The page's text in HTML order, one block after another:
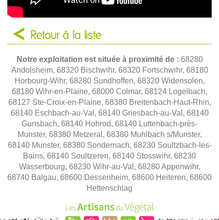
Retour à la liste
Notre exploitation est située à proximité de : 68280
Andolsheim, 68320 Bischwihr, 68320 Fortschwihr, 68180
Horbourg-Wihr, 68280 Sundhoffen, 68320 Widensolen,
68180 Wihr-en-Plaine, 68000 Colmar, 68124 Logelbach,
68127 Ste-Croix-en-Plaine, 68380 Breitenbach-Haut-Rhin,
68140 Eschbach-au-Val, 68140 Griesbach-au-Val, 68140
Gunsbach, 68140 Hohrod, 68140 Luttenbach-près-
Munster, 68380 Metzeral, 68380 Muhlbach s/Munster,
68140 Munster, 68380 Sondernach, 68230 Soultzbach-les-
Bains, 68140 Soultzeren, 68140 Stosswihr, 68230
Wasserbourg, 68230 Wihr-au-Val, 68280 Appenwihr,
68740 Balgau, 68600 Dessenheim, 68600 Heiteren, 68600
Hettenschlag